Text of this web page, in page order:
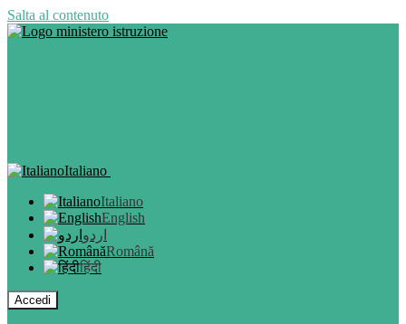
Salta al contenuto
Italiano
Italiano
English
اردو
Română
हिंदी
Accedi